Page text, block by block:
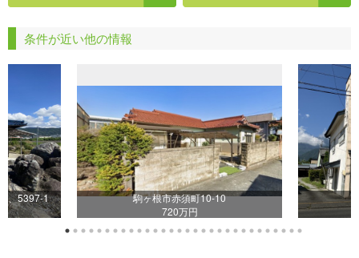
条件が近い他の情報
、5397-1
駒ヶ根市赤須町10-10
720万円